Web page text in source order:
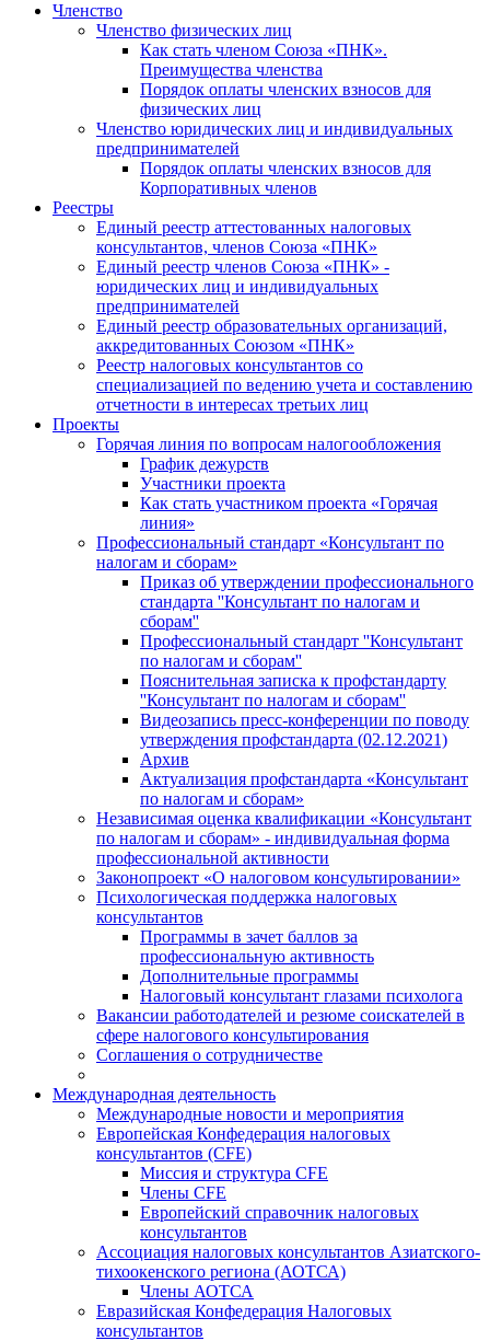
Членство
Членство физических лиц
Как стать членом Союза «ПНК».
Преимущества членства
Порядок оплаты членских взносов для
физических лиц
Членство юридических лиц и индивидуальных
предпринимателей
Порядок оплаты членских взносов для
Корпоративных членов
Реестры
Единый реестр аттестованных налоговых
консультантов, членов Союза «ПНК»
Единый реестр членов Союза «ПНК» -
юридических лиц и индивидуальных
предпринимателей
Единый реестр образовательных организаций,
аккредитованных Союзом «ПНК»
Реестр налоговых консультантов со
специализацией по ведению учета и составлению
отчетности в интересах третьих лиц
Проекты
Горячая линия по вопросам налогообложения
График дежурств
Участники проекта
Как стать участником проекта «Горячая
линия»
Профессиональный стандарт «Консультант по
налогам и сборам»
Приказ об утверждении профессионального
стандарта ''Консультант по налогам и
сборам''
Профессиональный стандарт ''Консультант
по налогам и сборам''
Пояснительная записка к профстандарту
''Консультант по налогам и сборам''
Видеозапись пресс-конференции по поводу
утверждения профстандарта (02.12.2021)
Архив
Актуализация профстандарта «Консультант
по налогам и сборам»
Независимая оценка квалификации «Консультант
по налогам и сборам» - индивидуальная форма
профессиональной активности
Законопроект «О налоговом консультировании»
Психологическая поддержка налоговых
консультантов
Программы в зачет баллов за
профессиональную активность
Дополнительные программы
Налоговый консультант глазами психолога
Вакансии работодателей и резюме соискателей в
сфере налогового консультирования
Соглашения о сотрудничестве
Международная деятельность
Международные новости и мероприятия
Европейская Конфедерация налоговых
консультантов (CFE)
Миссия и структура CFE
Члены CFE
Европейский справочник налоговых
консультантов
Ассоциация налоговых консультантов Азиатского-
тихоокенского региона (АОТСА)
Члены АОТСА
Евразийская Конфедерация Налоговых
консультантов